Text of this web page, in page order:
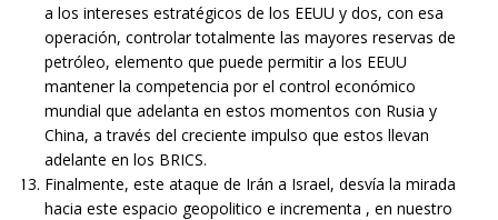
a los intereses estratégicos de los EEUU y dos, con esa
operación, controlar totalmente las mayores reservas de
petróleo, elemento que puede permitir a los EEUU
mantener la competencia por el control económico
mundial que adelanta en estos momentos con Rusia y
China, a través del creciente impulso que estos llevan
adelante en los BRICS.
Finalmente, este ataque de Irán a Israel, desvía la mirada
hacia este espacio geopolitico e incrementa , en nuestro